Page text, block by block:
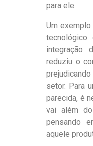
para ele.
Um
tecnológico
integração
reduziu o
setor. Para
parecida, é
vai além
pensando
aquele